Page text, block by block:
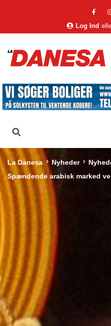
Log Ind
La Danesa Nyheder
Spændende arabisk marked